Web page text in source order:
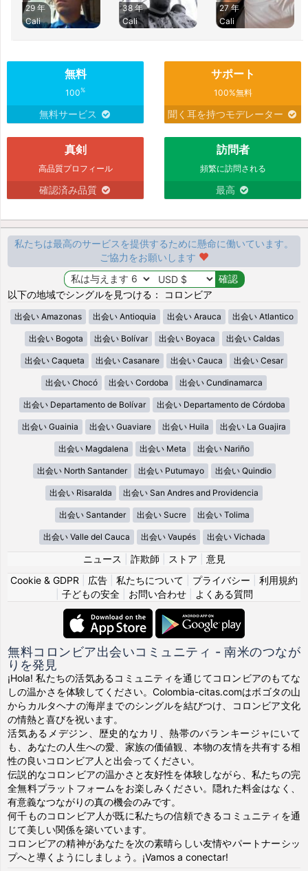
29 年
Cali
38 年
Cali
27 年
Cali
無料
100%
無料サービス
サポート
100%無料
聞く耳を持つモデレーター
真剣
高品質プロフィール
確認済み品質
訪問者
頻繁に訪問される
最高
私たちは最高のサービスを提供するために懸命に働いています。
ご協力をお願いします
以下の地域でシングルを見つける： コロンビア
出会い Amazonas 出会い Antioquia 出会い Arauca 出会い Atlantico
出会い Bogota 出会い Bolívar 出会い Boyaca 出会い Caldas
出会い Caqueta 出会い Casanare 出会い Cauca 出会い Cesar
出会い Chocó 出会い Cordoba 出会い Cundinamarca
出会い Departamento de Bolívar 出会い Departamento de Córdoba
出会い Guainia 出会い Guaviare 出会い Huila 出会い La Guajira
出会い Magdalena 出会い Meta 出会い Nariño
出会い North Santander 出会い Putumayo 出会い Quindio
出会い Risaralda 出会い San Andres and Providencia
出会い Santander 出会い Sucre 出会い Tolima
出会い Valle del Cauca 出会い Vaupés 出会い Vichada
ニュース 詐欺師 ストア
意見
Cookie & GDPR
広告 私たちについて プライバシー
利用規約
子どもの安全| お問い合わせ| よくある質問
無料コロンビア出会いコミュニティ - 南米のつなが
りを発見
¡Hola! 私たちの活気あるコミュニティを通じてコロンビアのもてな
しの温かさを体験してください。Colombia-citas.comはボゴタの山
からカルタヘナの海岸までのシングルを結びつけ、コロンビア文化
の情熱と喜びを祝います。
活気あるメデジン、歴史的なカリ、熱帯のバランキージャにいて
も、あなたの人生への愛、家族の価値観、本物の友情を共有する相
性の良いコロンビア人と出会ってください。
伝説的なコロンビアの温かさと友好性を体験しながら、私たちの完
全無料プラットフォームをお楽しみください。隠れた料金はなく、
有意義なつながりの真の機会のみです。
何千ものコロンビア人が既に私たちの信頼できるコミュニティを通
じて美しい関係を築いています。
コロンビアの精神があなたを次の素晴らしい友情やパートナーシッ
プへと導くようにしましょう。¡Vamos a conectar!